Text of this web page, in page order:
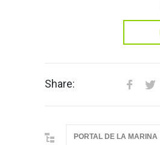
Share:
PORTAL DE LA MARINA